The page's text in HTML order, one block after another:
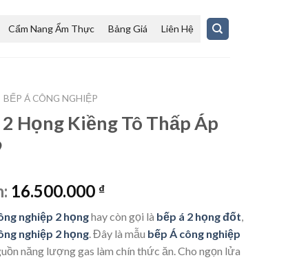
Cẩm Nang Ẩm Thực Bảng Giá Liên Hệ
BẾP Á CÔNG NGHIỆP
2 Họng Kiềng Tô Thấp Áp
16.500.000 ₫
nghiệp 2 họnghay còn gọi là bếp á 2 họng đốt
nghiệp 2 họng. Đây là mẫu bếp Á công nghiệp
năng lượng gas làm chín thức ăn. Cho ngọn lửa